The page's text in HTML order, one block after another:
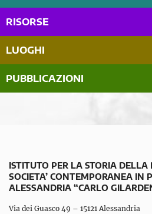
RISORSE
LUOGHI
PUBBLICAZIONI
ISTITUTO PER LA STORIA DELLA
SOCIETA’ CONTEMPORANEA IN
ALESSANDRIA “CARLO
Via dei Guasco 49 – 15121 Alessandria